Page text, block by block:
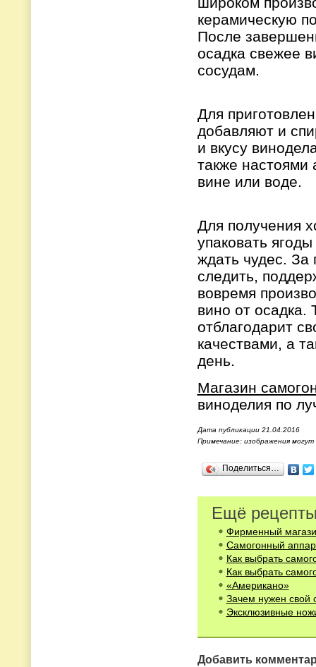
керамическую
После
осадка свежее
сосудам.
Для
добавляют и
и вкусу
также настоями
вине или воде.
Для получения
упаковать
ждать чудес. За
следить,
вовремя
вино от осадка.
отблагодарит
качествами, а
день.
Магазин
виноделия по
Дата публикации 21.04.2016
Примечание: изображения
Поделиться…
Ещё
Фирменный
Самогонный
Как выбрать
Как выбрать
«Американо»
Зачем нужен свой
Эксклюзивные
Добавить